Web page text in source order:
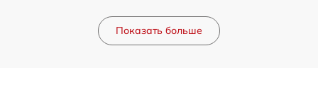
Показать больше